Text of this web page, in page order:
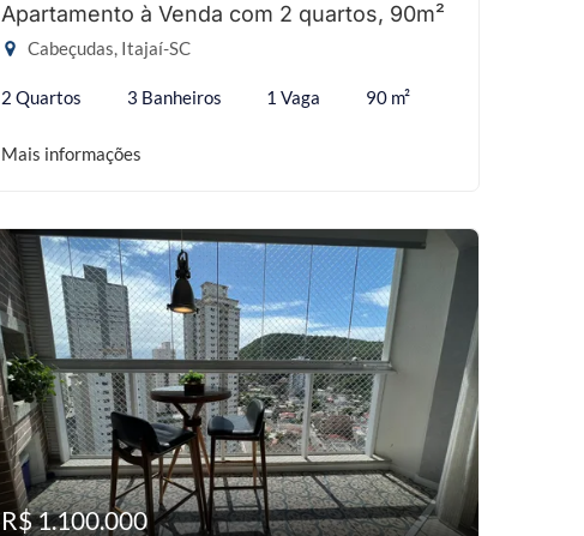
Apartamento à Venda com 2 quartos, 90m²
Cabeçudas, Itajaí-SC
2 Quartos 3 Banheiros 1 Vaga 90 m²
Mais informações
R$ 1.100.000